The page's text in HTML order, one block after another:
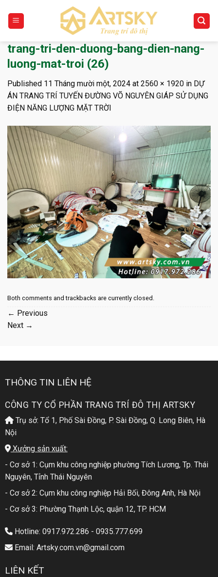
content
trang-tri-den-duong-bang-dien-nang-
luong-mat-troi (26)
Published 11 Tháng mười một, 2024 at 2560 × 1920 in DỰ
ÁN TRANG TRÍ TUYẾN ĐƯỜNG VÕ NGUYÊN GIÁP SỬ DỤNG
ĐIỆN NĂNG LƯỢNG MẶT TRỜI
Both comments and trackbacks are currently closed.
← Previous
Next →
THÔNG TIN LIÊN HỆ
CÔNG TY CỔ PHẦN TRANG TRÍ ĐÔ THỊ ARTSKY
Trụ sở: Tổ 1, Phố Sài Đồng, P. Sài Đồng, Q. Long Biên, Hà
Nội
Xưởng sản xuất:
- Cơ sở 1: Cụm khu công nghiệp phường Tích Lương, Tp. Thái
Nguyên, Tỉnh Thái Nguyên
- Cơ sở 2: Cụm khu công nghiệp Hải Bối, Đông Anh, Hà Nội
- Cơ sở 3: Phường Thạnh Lộc, quận 12, TP. HCM
Hotline: 0917.972.286 - 0935.777.699
Email: Artsky.com.vn@gmail.com
LIÊN KẾT